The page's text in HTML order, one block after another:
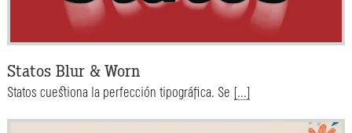
Statos Blur & Worn
Statos cuestiona la perfección tipográfica. Se [...]